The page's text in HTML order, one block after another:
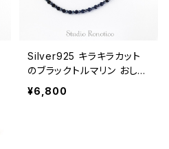
Silver925 キラキラカット
のブラックトルマリン おしゃ
れ磁気ネックレス 43cm nk
-15
¥6,800